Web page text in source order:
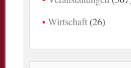
Wirtschaft(26)